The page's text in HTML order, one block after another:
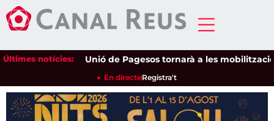
Últimes notícies:Unió de Pagesos tornarà a les
En directeRegistra't